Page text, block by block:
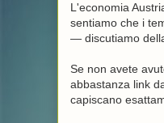
L'economia
sentiamo che i
— discutiamo
Se non avete
abbastanza link
capiscano